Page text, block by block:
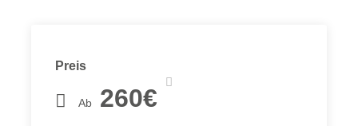
Preis
Ab 260€
Übernachtung in einem bequemen Bett ist einem
Massenlager auf einer überfüllten Hütte doch allemal